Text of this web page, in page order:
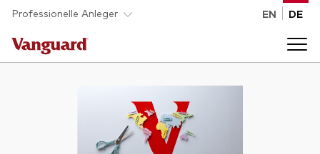
Skip to main content
Professionelle Anleger EN DE
Back to main menu
Analysen und Events